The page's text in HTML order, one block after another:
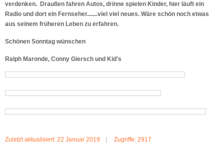
verdenken. Draußen fahren Autos, drinne spielen Kinder, hier läuft ein
Radio und dort ein Fernseher.......viel viel neues. Wäre schön noch etwas
aus seinem früheren Leben zu erfahren.
Schönen Sonntag wünschen
Ralph Maronde, Conny Giersch und Kid's
Zuletzt aktualisiert: 22 Januar 2019 Zugriffe: 2917